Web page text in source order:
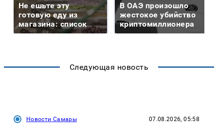
Не ешьте эту
готовую еду из
магазина: список
В ОАЭ произошло
жестокое убийство
криптомиллионера
Следующая новость
Новости Самары 07.08.2026, 05:58